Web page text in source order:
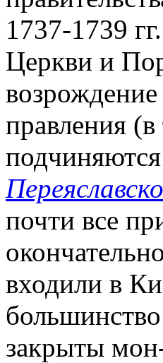
1737-1739
Церкви и
правления
подчиняются
почти все
входили в
закрыты